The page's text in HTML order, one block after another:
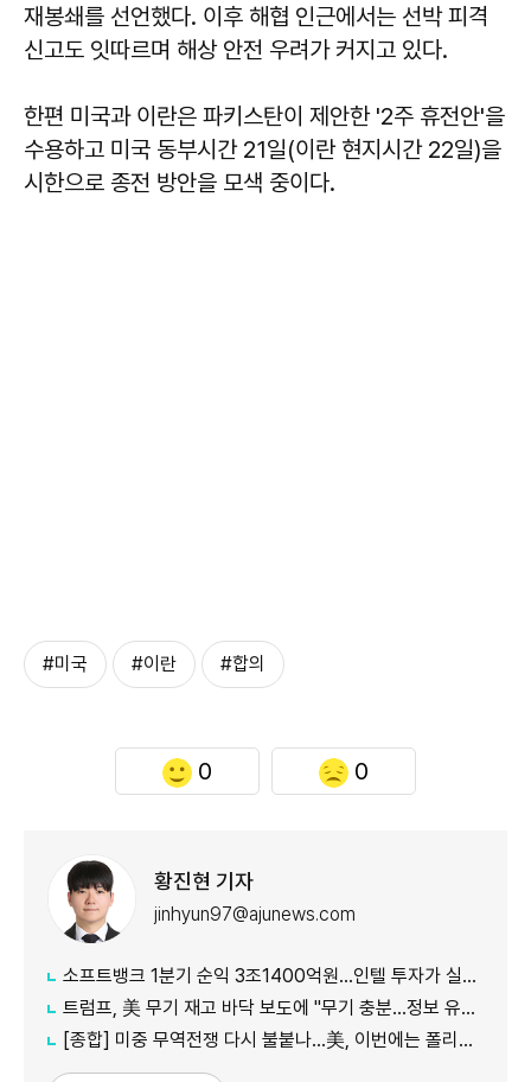
재봉쇄를 선언했다. 이후 해협 인근에서는 선박 피격
신고도 잇따르며 해상 안전 우려가 커지고 있다.
한편 미국과 이란은 파키스탄이 제안한 '2주 휴전안'을
수용하고 미국 동부시간 21일(이란 현지시간 22일)을
시한으로 종전 방안을 모색 중이다.
#미국 #이란 #합의
0 0
황진현 기자
jinhyun97@ajunews.com
소프트뱅크 1분기 순익 3조1400억원…인텔 투자가 실적 견인
트럼프, 美 무기 재고 바닥 보도에 "무기 충분…정보 유출자에 장기형"
[종합] 미중 무역전쟁 다시 불붙나…美, 이번에는 폴리실리콘 관세 15% 추진